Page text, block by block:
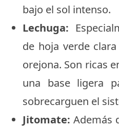
bajo el sol intenso.
Lechuga:
de hoja verde
orejona. Son ricas
una base ligera
sobrecarguen el
Jitomate: Además